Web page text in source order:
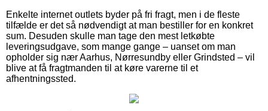
Enkelte internet outlets byder på fri fragt, men i de fleste
tilfælde er det så nødvendigt at man bestiller for en konkret
sum. Desuden skulle man tage den mest letkøbte
leveringsudgave, som mange gange – uanset om man
opholder sig nær Aarhus, Nørresundby eller Grindsted – vil
blive at få fragtmanden til at køre varerne til et
afhentningssted.